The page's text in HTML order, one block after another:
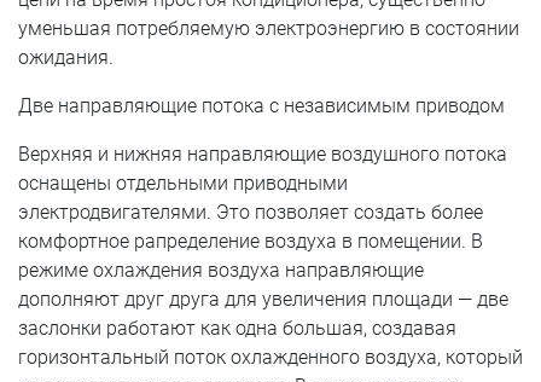
уменьшая потребляемую электроэнергию в состоянии
ожидания.
Две направляющие потока с независимым приводом
Верхняя и нижняя направляющие воздушного потока
оснащены отдельными приводными
электродвигателями. Это позволяет создать более
комфортное рапределение воздуха в помещении. В
режиме охлаждения воздуха направляющие
дополняют друг друга для увеличения площади — две
заслонки работают как одна большая, создавая
горизонтальный поток охлажденного воздуха, который